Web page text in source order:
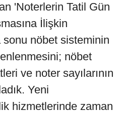
'Noterlerin Tatil Gün
İlişkin
nöbet sisteminin
nöbet
ve noter sayılarının
Yeni
hizmetlerinde zaman